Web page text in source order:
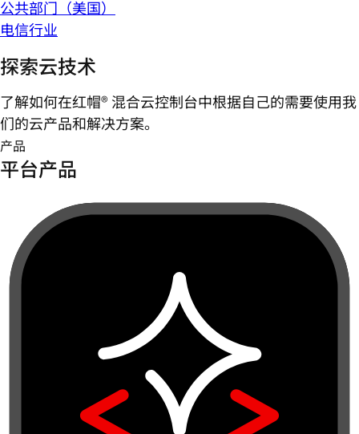
公共部门（美国）
电信行业
探索云技术
了解如何在红帽® 混合云控制台中根据自己的需要使用我
们的云产品和解决方案。
产品
平台产品